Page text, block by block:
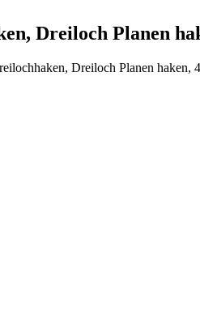
Dreiloch Planen
Dreiloch Planen